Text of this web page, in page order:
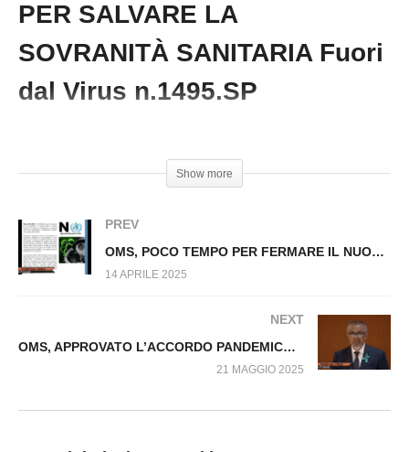
Copy Embed Code
CASI DI MALASANITA’: INTERVISTA AI
PER SALVARE LA
SOVRANITÀ SANITARIA Fuori
dal Virus n.1495.SP
Show more
PREV
OMS, POCO TEMPO PER FERMARE IL NUOVO REGOLAMENTO SANITARIO INTERNAZIONALE Fuori dal Virus n.1471.SP
14 APRILE 2025
NEXT
OMS, APPROVATO L’ACCORDO PANDEMICO Fuori dal Virus n.1517.SP
21 MAGGIO 2025